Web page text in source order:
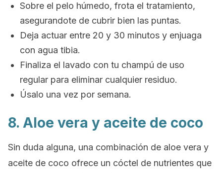
Sobre el pelo húmedo, frota el tratamiento,
asegurandote de cubrir bien las puntas.
Deja actuar entre 20 y 30 minutos y enjuaga
con agua tibia.
Finaliza el lavado con tu champú de uso
regular para eliminar cualquier residuo.
Úsalo una vez por semana.
8. Aloe vera y aceite de coco
Sin duda alguna, una combinación de aloe vera y
aceite de coco ofrece un cóctel de nutrientes que